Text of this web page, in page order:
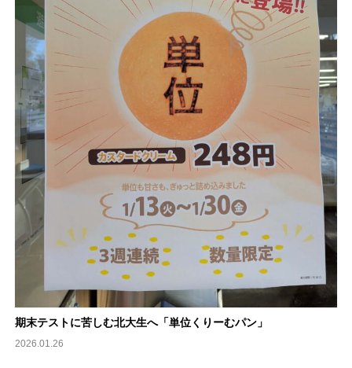
期末テストに苦しむ北大生へ「単位くりーむパン」
2026.01.26